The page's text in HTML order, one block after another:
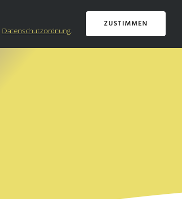
Datenschutzordnung.
ZUSTIMMEN